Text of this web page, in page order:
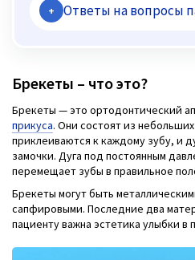
+ Ответы на вопросы
Брекеты – что это?
Брекеты — это ортодонтический
прикуса. Они состоят из
приклеиваются к каждому зубу, и
замочки. Дуга под постоянным
перемещает зубы в правильное
Брекеты могут быть
сапфировыми. Последние два
пациенту важна эстетика улыбки в